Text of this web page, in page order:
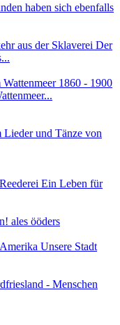
haben sich ebenfalls
Der
Lieder und Tänze von
Ein Leben für
ales ööders
Unsere Stadt
- Menschen